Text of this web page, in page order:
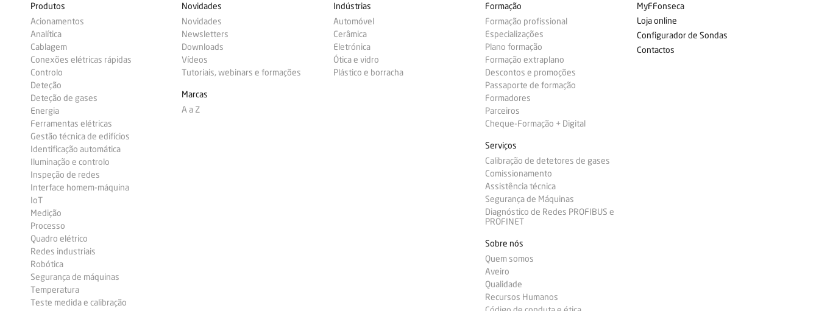
Produtos
Acionamentos
Analítica
Cablagem
Conexões elétricas rápidas
Controlo
Deteção
Deteção de gases
Energia
Ferramentas elétricas
Gestão técnica de edifícios
Identificação automática
Iluminação e controlo
Inspeção de redes
Interface homem-máquina
IoT
Medição
Processo
Quadro elétrico
Redes industriais
Robótica
Segurança de máquinas
Temperatura
Teste medida e calibração
Novidades
Novidades
Newsletters
Downloads
Vídeos
Tutoriais, webinars e formações
Marcas
A a Z
Indústrias
Automóvel
Cerâmica
Eletrónica
Ótica e vidro
Plástico e borracha
Formação
Formação profissional
Especializações
Plano formação
Formação extraplano
Descontos e promoções
Passaporte de formação
Formadores
Parceiros
Cheque-Formação + Digital
Serviços
Calibração de detetores de gases
Comissionamento
Assistência técnica
Segurança de Máquinas
Diagnóstico de Redes PROFIBUS e
PROFINET
Sobre nós
Quem somos
Aveiro
Qualidade
Recursos Humanos
MyFFonseca
Loja online
Configurador de Sondas
Contactos